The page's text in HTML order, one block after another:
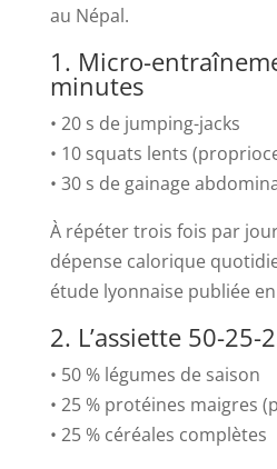
au Népal.
1. Micro-
minutes
• 20 s de jumping-jacks
• 10 squats lents
• 30 s de gainage
À répéter trois fois par
dépense calorique
étude lyonnaise publiée
2. L’assiette 50-25-
• 50 % légumes de saison
• 25 % protéines maigres
• 25 % céréales complètes